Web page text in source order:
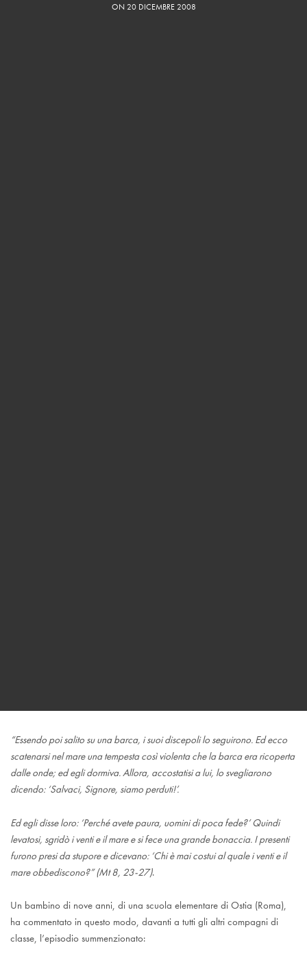
ON 20 DICEMBRE 2008
“Essendo poi salito su una barca, i suoi discepoli lo seguirono. Ed ecco
scatenarsi nel mare una tempesta così violenta che la barca era ricoperta
dalle onde; ed egli dormiva. Allora, accostatisi a lui, lo svegliarono
dicendo: ‘Salvaci, Signore, siamo perduti!’.
Ed egli disse loro: ‘Perché avete paura, uomini di poca fede?’ Quindi
levatosi, sgridò i venti e il mare e si fece una grande bonaccia. I presenti
furono presi da stupore e dicevano: ‘Chi è mai costui al quale i venti e il
mare obbediscono?” (Mt 8, 23-27).
Un bambino di nove anni, di una scuola elementare di Ostia (Roma),
ha commentato in questo modo, davanti a tutti gli altri compagni di
classe, l’episodio summenzionato: